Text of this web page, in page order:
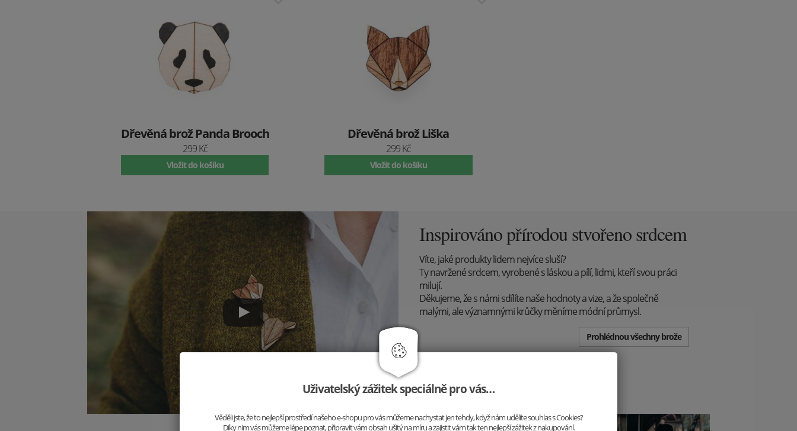
Dřevěná brož Panda Brooch
299 Kč
Vložit do košíku
Dřevěná brož Liška
299 Kč
Vložit do košíku
Inspirováno přírodou stvořeno srdcem
Víte, jaké produkty lidem nejvíce sluší?
Ty navržené srdcem, vyrobené s láskou a pílí, lidmi, kteří svou práci
milují.
Děkujeme, že s námi sdílíte naše hodnoty a vize, a že společně
malými, ale významnými krůčky měníme módní průmysl.
Prohlédnou všechny brože
Uživatelský zážitek speciálně pro vás…
Věděli jste, že to nejlepší prostředí našeho e-shopu pro vás můžeme nachystat jen tehdy, když nám udělíte souhlas s Cookies?
Díky nim vás můžeme lépe poznat, připravit vám obsah ušitý na míru a zajistit vám tak ten nejlepší zážitek z nakupování.